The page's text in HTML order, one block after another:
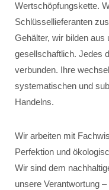
Wertschöpfungskette.
Schlüssellieferanten
Gehälter, wir bilden aus
gesellschaftlich. Jedes
verbunden. Ihre
systematischen und
Handelns.
Wir arbeiten mit
Perfektion und
Wir sind dem
unsere Verantwortung